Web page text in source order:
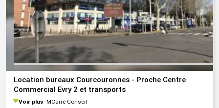
Location bureaux Courcouronnes - Proche Centre
Commercial Evry 2 et transports
Voir plus MCarré Conseil